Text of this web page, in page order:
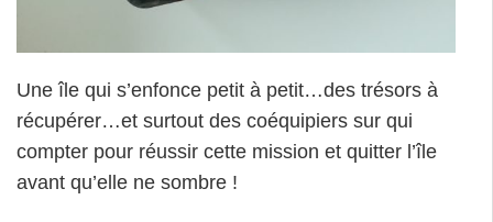
Une île qui s’enfonce petit à petit…des trésors à
récupérer…et surtout des coéquipiers sur qui
compter pour réussir cette mission et quitter l’île
avant qu’elle ne sombre !